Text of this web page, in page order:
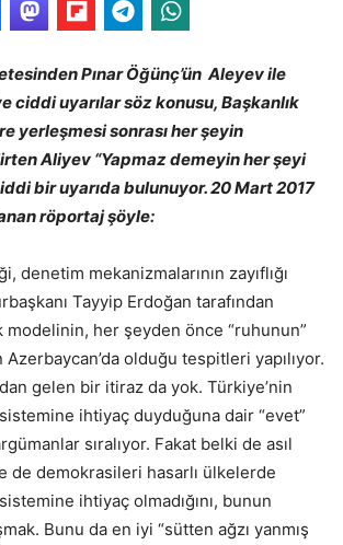
Pınar Öğünç’ün Aleyev ile
ciddi uyarılar söz konusu, Başkanlık
yerleşmesi sonrası her şeyin
Aliyev “Yapmaz demeyin her şeyi
bir uyarıda bulunuyor. 20 Mart 2017
röportaj şöyle:
denetim mekanizmalarının zayıflığı
Tayyip Erdoğan tarafından
modelinin, her şeyden önce “ruhunun”
Azerbaycan’da olduğu tespitleri yapılıyor.
gelen bir itiraz da yok. Türkiye’nin
ihtiyaç duyduğuna dair “evet”
sıralıyor. Fakat belki de asıl
de demokrasileri hasarlı ülkelerde
ihtiyaç olmadığını, bunun
Bunu da en iyi “sütten ağzı yanmış